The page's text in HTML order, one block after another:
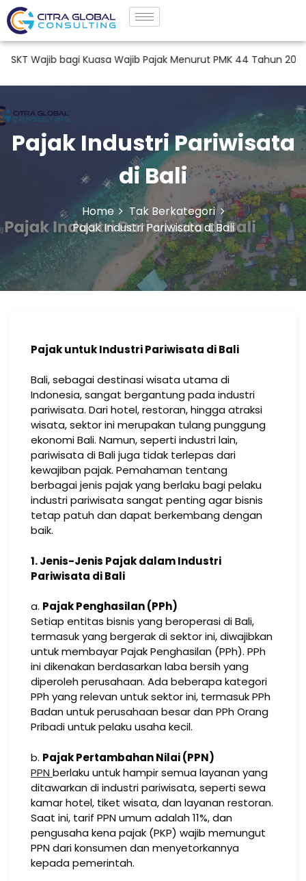
bagi Kuasa Wajib Pajak Menurut PMK 44 Tahun 2026
Pajak Industri Pariwisata
di Bali
Home
Tak Berkategori
Pajak Industri Pariwisata di Bali
Pajak untuk Industri Pariwisata di Bali
Bali, sebagai destinasi wisata utama di
Indonesia, sangat bergantung pada industri
pariwisata. Dari hotel, restoran, hingga atraksi
wisata, sektor ini merupakan tulang punggung
ekonomi Bali. Namun, seperti industri lain,
pariwisata di Bali juga tidak terlepas dari
kewajiban pajak. Pemahaman tentang
berbagai jenis pajak yang berlaku bagi pelaku
industri pariwisata sangat penting agar bisnis
tetap patuh dan dapat berkembang dengan
baik.
1. Jenis-Jenis Pajak dalam Industri
Pariwisata di Bali
a. Pajak Penghasilan (PPh)
Setiap entitas bisnis yang beroperasi di Bali,
termasuk yang bergerak di sektor ini, diwajibkan
untuk membayar Pajak Penghasilan (PPh). PPh
ini dikenakan berdasarkan laba bersih yang
diperoleh perusahaan. Ada beberapa kategori
PPh yang relevan untuk sektor ini, termasuk PPh
Badan untuk perusahaan besar dan PPh Orang
Pribadi untuk pelaku usaha kecil.
b. Pajak Pertambahan Nilai (PPN)
PPN berlaku untuk hampir semua layanan yang
ditawarkan di industri pariwisata, seperti sewa
kamar hotel, tiket wisata, dan layanan restoran.
Saat ini, tarif PPN umum adalah 11%, dan
pengusaha kena pajak (PKP) wajib memungut
PPN dari konsumen dan menyetorkannya
kepada pemerintah.